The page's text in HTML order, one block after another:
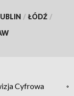
/ ŁÓDŹ /
Cyfrowa